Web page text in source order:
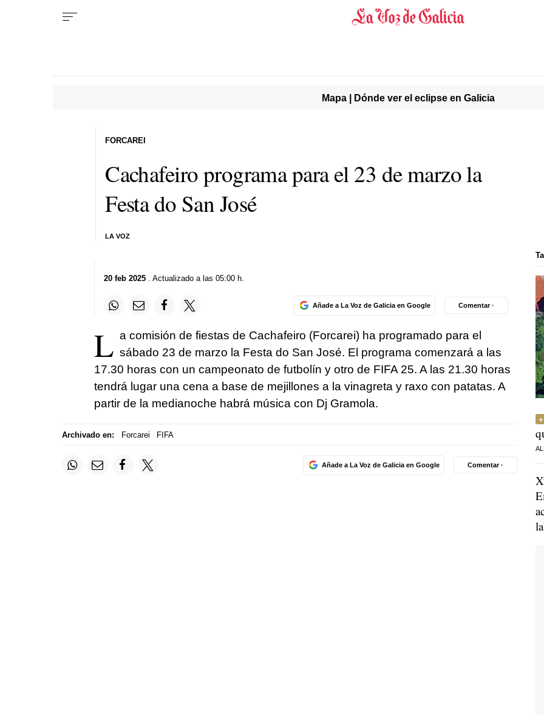
Mapa | Dónde ver el eclipse en Galicia
Cachafeiro programa para el 23 de marzo la
Festa do San José
LA VOZ
FORCAREI
20 feb 2025. Actualizado a las 05:00 h.
Añade a La Voz de Galicia en Google Comentar ·
L a comisión de fiestas de Cachafeiro (Forcarei) ha programado para el
sábado 23 de marzo la Festa do San José. El programa comenzará a las
17.30 horas con un campeonato de futbolín y otro de FIFA 25. A las 21.30 horas
tendrá lugar una cena a base de mejillones a la vinagreta y raxo con patatas. A
partir de la medianoche habrá música con Dj Gramola.
Archivado en: Forcarei FIFA
Añade a La Voz de Galicia en Google Comentar ·